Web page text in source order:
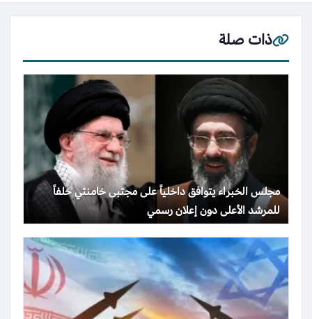
ذات صلة
مجلس الخبراء يتوافق داخلياً على مجتبى خامنئي خلفاً
للمرشد الأعلى دون إعلان رسمي